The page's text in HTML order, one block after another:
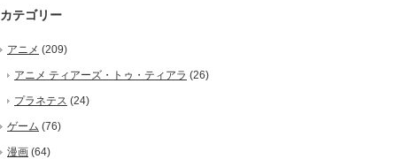
カテゴリー
アニメ (209)
アニメ ティアーズ・トゥ・ティアラ (26)
プラネテス (24)
ゲーム (76)
漫画 (64)